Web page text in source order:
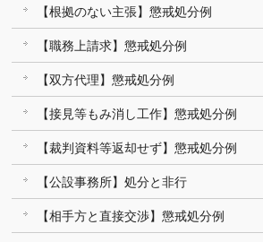
【根拠のない主張】懲戒処分例
【職務上請求】懲戒処分例
【双方代理】懲戒処分例
【接見等もみ消し工作】懲戒処分例
【裁判資料等返却せず】懲戒処分例
【公設事務所】処分と非行
【相手方と直接交渉】懲戒処分例